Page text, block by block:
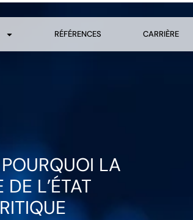
RÉFÉRENCES CARRIÈRE
LA
L’ÉTAT